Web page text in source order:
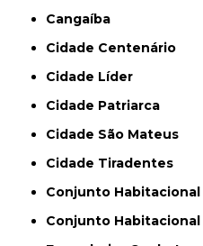
Cangaíba
Cidade Centenário
Cidade Líder
Cidade Patriarca
Cidade São Mateus
Cidade Tiradentes
Conjunto
Conjunto